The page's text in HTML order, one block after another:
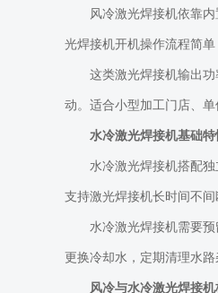
风冷激光焊接机依靠
光焊接机开机操作流程简
这类激光焊接机输出
动。适合小型加工门店、
水冷激光焊接机基础
水冷激光焊接机搭配
支持激光焊接机长时间不
水冷激光焊接机需要
更换冷却水，定期清理水
风冷与水冷激光焊接